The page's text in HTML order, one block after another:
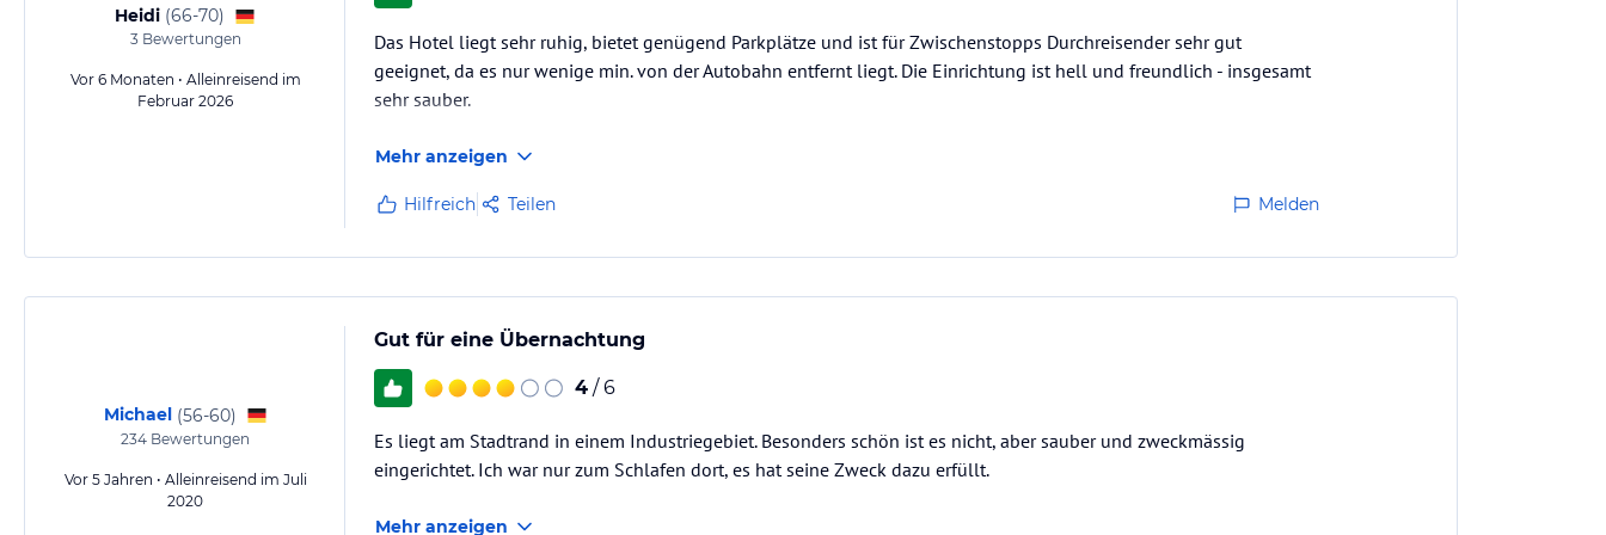
Heidi (66-70)
3Bewertungen
Vor 6 Monaten • Alleinreisend im
Februar 2026
Das Hotel liegt sehr ruhig, bietet genügend Parkplätze und ist für Zwischenstopps Durchreisender sehr gut
geeignet, da es nur wenige min. von der Autobahn entfernt liegt. Die Einrichtung ist hell und freundlich - insgesamt
sehr sauber.
Mehr anzeigen
Hilfreich Teilen Melden
Michael (56-60)
234 Bewertungen
Vor 5 Jahren • Alleinreisend im Juli
2020
Gut für eine Übernachtung
4 / 6
Es liegt am Stadtrand in einem Industriegebiet. Besonders schön ist es nicht, aber sauber und zweckmässig
eingerichtet. Ich war nur zum Schlafen dort, es hat seine Zweck dazu erfüllt.
Mehr anzeigen